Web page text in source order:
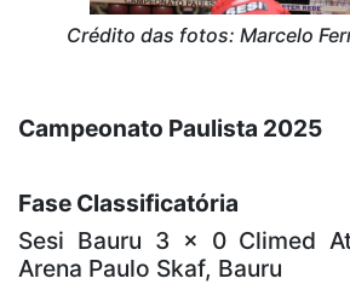
Crédito das fotos: Marcelo
Campeonato Paulista 2025
Fase Classificatória
Sesi Bauru 3 x 0 Climed
Arena Paulo Skaf, Bauru